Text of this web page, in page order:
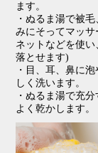
ます。
・ぬるま湯で被
みにそってマッ
ネットなどを使
落とせます)
・目、耳、鼻に
しく洗います。
・ぬるま湯で充
よく乾かします。